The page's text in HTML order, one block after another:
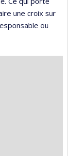
une croix sur
ou